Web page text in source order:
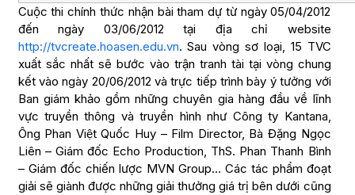
Cuộc thi chính thức nhận bài tham dự từ ngày 05/04/2012
đến ngày 03/06/2012 tại địa chỉ website
http://tvcreate.hoasen.edu.vn. Sau vòng sơ loại, 15 TVC
xuất sắc nhất sẽ bước vào trận tranh tài tại vòng chung
kết vào ngày 20/06/2012 và trực tiếp trình bày ý tưởng với
Ban giám khảo gồm những chuyên gia hàng đầu về lĩnh
vực truyền thông và truyền hình như Công ty Kantana,
Ông Phan Việt Quốc Huy – Film Director, Bà Đặng Ngọc
Liên – Giám đốc Echo Production, ThS. Phan Thanh Bình
– Giám đốc chiến lược MVN Group… Các tác phẩm đoạt
giải sẽ giành được những giải thưởng giá trị bên dưới cũng